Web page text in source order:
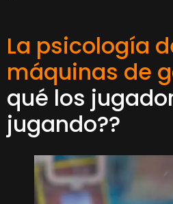
La psicología
máquinas de
qué los
jugando??